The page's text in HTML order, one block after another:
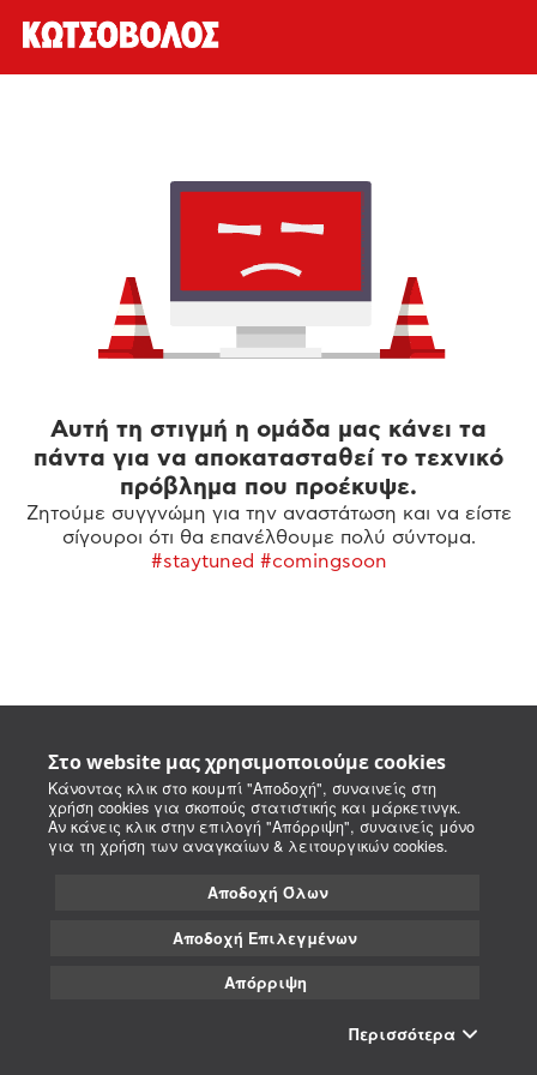
Στο website μας χρησιμοποιούμε cookies
Κάνοντας κλικ στο κουμπί "Αποδοχή", συναινείς στη
χρήση cookies για σκοπούς στατιστικής και μάρκετινγκ.
Αν κάνεις κλικ στην επιλογή "Απόρριψη", συναινείς μόνο
για τη χρήση των αναγκαίων & λειτουργικών cookies.
Αποδοχή Όλων
Αποδοχή Επιλεγμένων
Απόρριψη
Περισσότερα
Αυτή τη στιγμή η ομάδα μας κάνει τα
πάντα για να αποκατασταθεί το τεχνικό
πρόβλημα που προέκυψε.
Ζητούμε συγγνώμη για την αναστάτωση και να είστε
σίγουροι ότι θα επανέλθουμε πολύ σύντομα.
#staytuned #comingsoon